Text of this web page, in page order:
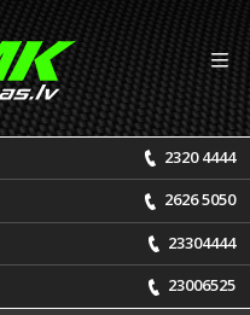
EN
2320 4444
2626 5050
23304444
23006525